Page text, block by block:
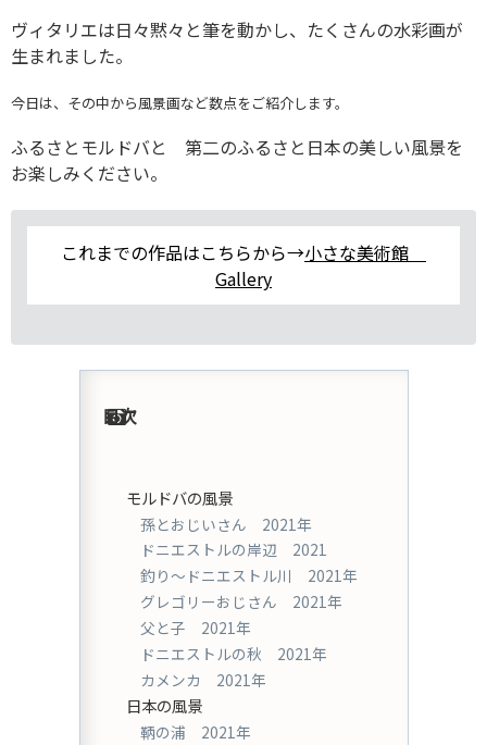
ヴィタリエは日々黙々と筆を動かし、たくさんの水彩画が
生まれました。
今日は、その中から風景画など数点をご紹介します。
ふるさとモルドバと 第二のふるさと日本の美しい風景を
お楽しみください。
これまでの作品はこちらから→小さな美術館
Gallery
目次
モルドバの風景
孫とおじいさん 2021年
ドニエストルの岸辺 2021
釣り〜ドニエストル川 2021年
グレゴリーおじさん 2021年
父と子 2021年
ドニエストルの秋 2021年
カメンカ 2021年
日本の風景
鞆の浦 2021年